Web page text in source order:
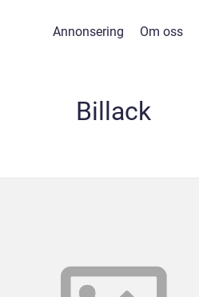
Annonsering Om oss
Billack